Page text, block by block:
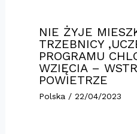
NIE ŻYJE
TRZEBNICY
PROGRAMU
WZIĘCIA –
POWIETRZE
Polska / 22/04/2023